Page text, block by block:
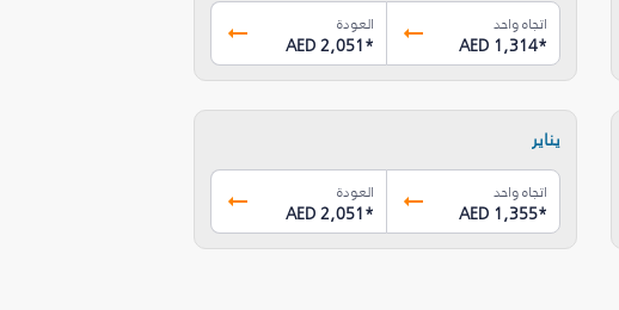
اتجاه واحد
AED 1,314*
العودة
AED 2,051*
يناير
اتجاه واحد
AED 1,355*
العودة
AED 2,051*